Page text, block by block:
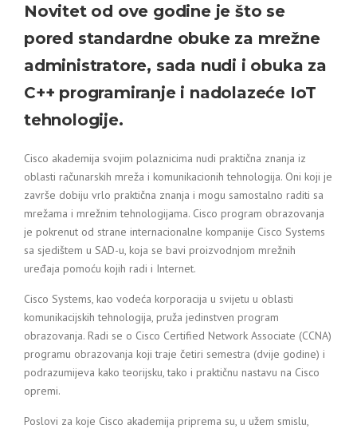
Novitet od ove godine je što se
pored standardne obuke za mrežne
administratore, sada nudi i obuka za
C++ programiranje i nadolazeće IoT
tehnologije.
Cisco akademija svojim polaznicima nudi praktična znanja iz
oblasti računarskih mreža i komunikacionih tehnologija. Oni koji je
završe dobiju vrlo praktična znanja i mogu samostalno raditi sa
mrežama i mrežnim tehnologijama. Cisco program obrazovanja
je pokrenut od strane internacionalne kompanije Cisco Systems
sa sjedištem u SAD-u, koja se bavi proizvodnjom mrežnih
uređaja pomoću kojih radi i Internet.
Cisco Systems, kao vodeća korporacija u svijetu u oblasti
komunikacijskih tehnologija, pruža jedinstven program
obrazovanja. Radi se o Cisco Certified Network Associate (CCNA)
programu obrazovanja koji traje četiri semestra (dvije godine) i
podrazumijeva kako teorijsku, tako i praktičnu nastavu na Cisco
opremi.
Poslovi za koje Cisco akademija priprema su, u užem smislu,